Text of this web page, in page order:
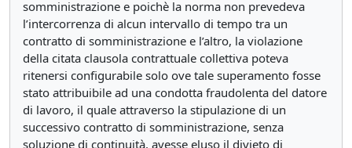
somministrazione e poichè la norma non prevedeva
l’intercorrenza di alcun intervallo di tempo tra un
contratto di somministrazione e l’altro, la violazione
della citata clausola contrattuale collettiva poteva
ritenersi configurabile solo ove tale superamento fosse
stato attribuibile ad una condotta fraudolenta del datore
di lavoro, il quale attraverso la stipulazione di un
successivo contratto di somministrazione, senza
soluzione di continuità, avesse eluso il divieto di